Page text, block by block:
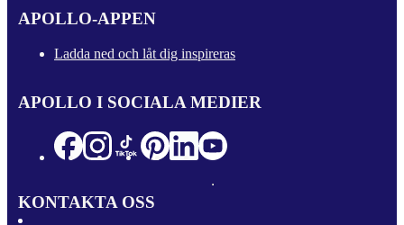
APOLLO-APPEN
Ladda ned och låt dig inspireras
APOLLO I SOCIALA MEDIER
KONTAKTA OSS